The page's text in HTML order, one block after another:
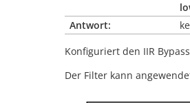
Antwort:
Konfiguriert den IIR
Der Filter kann